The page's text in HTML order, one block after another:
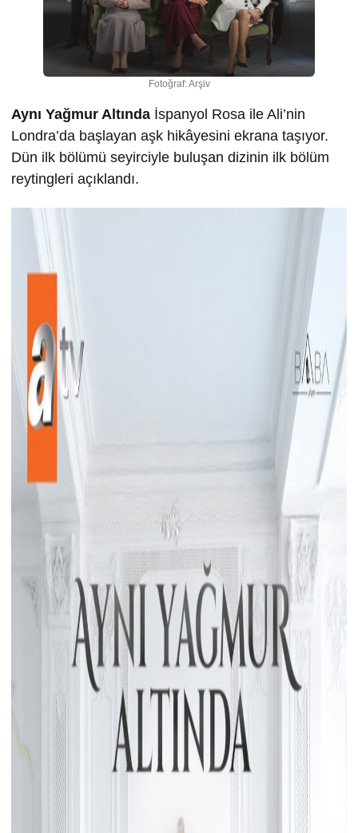
Fotoğraf: Arşiv
Aynı Yağmur Altında İspanyol Rosa ile Ali’nin
Londra’da başlayan aşk hikâyesini ekrana taşıyor.
Dün ilk bölümü seyirciyle buluşan dizinin ilk bölüm
reytingleri açıklandı.